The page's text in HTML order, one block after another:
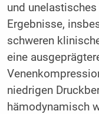
und
Ergebnisse,
schweren
eine
niedrigen
hämodynamisch